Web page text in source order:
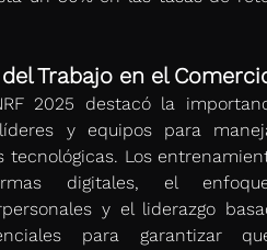
Trabajo en el
2025 destacó la
y equipos para
tecnológicas. Los
digitales, el
y el liderazgo
para garantizar